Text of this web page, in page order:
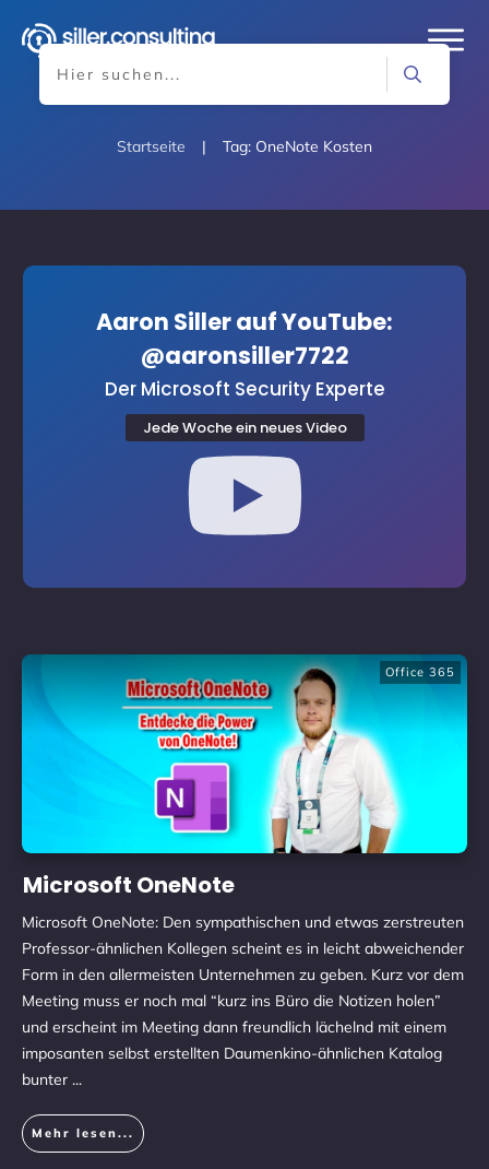
Startseite | Tag: OneNote Kosten
Aaron Siller auf YouTube:
@aaronsiller7722
Der Microsoft Security Experte
Jede Woche ein neues Video
Office 365
Microsoft OneNote
Microsoft OneNote: Den sympathischen und etwas zerstreuten
Professor-ähnlichen Kollegen scheint es in leicht abweichender
Form in den allermeisten Unternehmen zu geben. Kurz vor dem
Meeting muss er noch mal “kurz ins Büro die Notizen holen”
und erscheint im Meeting dann freundlich lächelnd mit einem
imposanten selbst erstellten Daumenkino-ähnlichen Katalog
bunter ...
Mehr lesen...